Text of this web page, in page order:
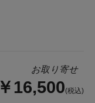
お取り寄せ
￥16,500(税込)